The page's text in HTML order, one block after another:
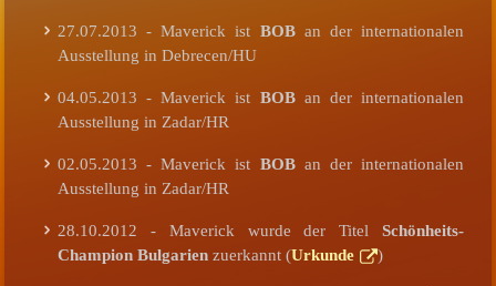
27.07.2013 - Maverick ist BOBan der internationalen
Ausstellung in Debrecen/HU
04.05.2013 - Maverick ist BOBan der internationalen
Ausstellung in Zadar/HR
02.05.2013 - Maverick ist BOBan der internationalen
Ausstellung in Zadar/HR
28.10.2012 - Maverick wurde der Titel Schönheits-
Champion Bulgarien zuerkannt (Urkunde )